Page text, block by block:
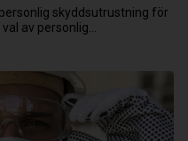
skyddsutrustning för
av personlig